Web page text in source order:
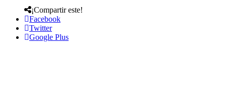
¡Compartir este!
Facebook
Twitter
Google Plus